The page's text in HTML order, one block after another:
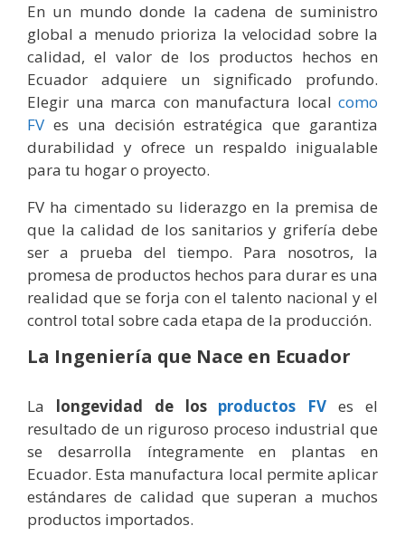
En un mundo donde la cadena de suministro
global a menudo prioriza la velocidad sobre la
calidad, el valor de los productos hechos en
Ecuador adquiere un significado profundo.
Elegir una marca con manufactura local como
FV es una decisión estratégica que garantiza
durabilidad y ofrece un respaldo inigualable
para tu hogar o proyecto.
FV ha cimentado su liderazgo en la premisa de
que la calidad de los sanitarios y grifería debe
ser a prueba del tiempo. Para nosotros, la
promesa de productos hechos para durar es una
realidad que se forja con el talento nacional y el
control total sobre cada etapa de la producción.
La Ingeniería que Nace en Ecuador
La longevidad de los productos FV es el
resultado de un riguroso proceso industrial que
se desarrolla íntegramente en plantas en
Ecuador. Esta manufactura local permite aplicar
estándares de calidad que superan a muchos
productos importados.